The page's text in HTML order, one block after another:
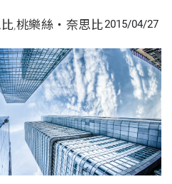
,桃樂絲・奈思比2015/04/27